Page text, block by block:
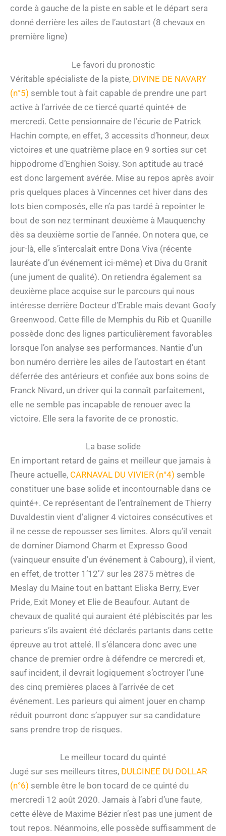
corde à gauche de la piste en sable et le départ sera
donné derrière les ailes de l’autostart (8 chevaux en
première ligne)
Le favori du pronostic
Véritable spécialiste de la piste, DIVINE DE NAVARY
(n°5) semble tout à fait capable de prendre une part
active à l’arrivée de ce tiercé quarté quinté+ de
mercredi. Cette pensionnaire de l’écurie de Patrick
Hachin compte, en effet, 3 accessits d’honneur, deux
victoires et une quatrième place en 9 sorties sur cet
hippodrome d’Enghien Soisy. Son aptitude au tracé
est donc largement avérée. Mise au repos après avoir
pris quelques places à Vincennes cet hiver dans des
lots bien composés, elle n’a pas tardé à repointer le
bout de son nez terminant deuxième à Mauquenchy
dès sa deuxième sortie de l’année. On notera que, ce
jour-là, elle s’intercalait entre Dona Viva (récente
lauréate d’un événement ici-même) et Diva du Granit
(une jument de qualité). On retiendra également sa
deuxième place acquise sur le parcours qui nous
intéresse derrière Docteur d’Erable mais devant Goofy
Greenwood. Cette fille de Memphis du Rib et Quanille
possède donc des lignes particulièrement favorables
lorsque l’on analyse ses performances. Nantie d’un
bon numéro derrière les ailes de l’autostart en étant
déferrée des antérieurs et confiée aux bons soins de
Franck Nivard, un driver qui la connaît parfaitement,
elle ne semble pas incapable de renouer avec la
victoire. Elle sera la favorite de ce pronostic.
La base solide
En important retard de gains et meilleur que jamais à
l’heure actuelle, CARNAVAL DU VIVIER (n°4) semble
constituer une base solide et incontournable dans ce
quinté+. Ce représentant de l’entraînement de Thierry
Duvaldestin vient d’aligner 4 victoires consécutives et
il ne cesse de repousser ses limites. Alors qu’il venait
de dominer Diamond Charm et Expresso Good
(vainqueur ensuite d’un événement à Cabourg), il vient,
en effet, de trotter 1’12’7 sur les 2875 mètres de
Meslay du Maine tout en battant Eliska Berry, Ever
Pride, Exit Money et Elie de Beaufour. Autant de
chevaux de qualité qui auraient été plébiscités par les
parieurs s’ils avaient été déclarés partants dans cette
épreuve au trot attelé. Il s’élancera donc avec une
chance de premier ordre à défendre ce mercredi et,
sauf incident, il devrait logiquement s’octroyer l’une
des cinq premières places à l’arrivée de cet
événement. Les parieurs qui aiment jouer en champ
réduit pourront donc s’appuyer sur sa candidature
sans prendre trop de risques.
Le meilleur tocard du quinté
Jugé sur ses meilleurs titres, DULCINEE DU DOLLAR
(n°6) semble être le bon tocard de ce quinté du
mercredi 12 août 2020. Jamais à l’abri d’une faute,
cette élève de Maxime Bézier n’est pas une jument de
tout repos. Néanmoins, elle possède suffisamment de